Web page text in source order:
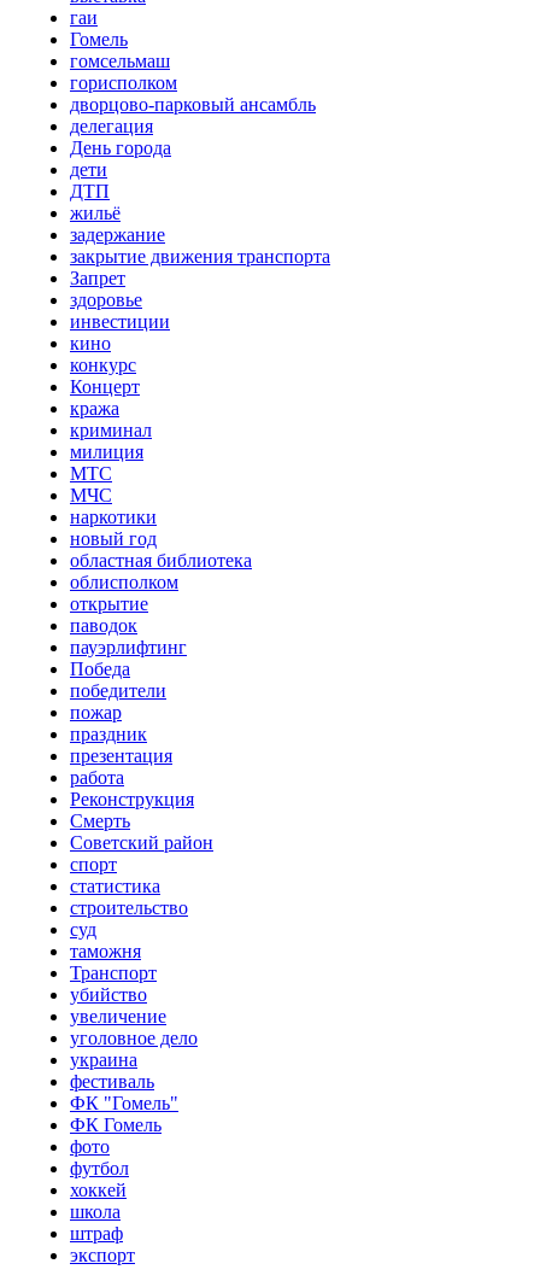
гаи
Гомель
гомсельмаш
горисполком
дворцово-парковый ансамбль
делегация
День города
дети
ДТП
жильё
задержание
закрытие движения транспорта
Запрет
здоровье
инвестиции
кино
конкурс
Концерт
кража
криминал
милиция
МТС
МЧС
наркотики
новый год
областная библиотека
облисполком
открытие
паводок
пауэрлифтинг
Победа
победители
пожар
праздник
презентация
работа
Реконструкция
Смерть
Советский район
спорт
статистика
строительство
суд
таможня
Транспорт
убийство
увеличение
уголовное дело
украина
фестиваль
ФК "Гомель"
ФК Гомель
фото
футбол
хоккей
школа
штраф
экспорт